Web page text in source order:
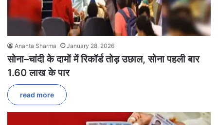
Ananta Sharma January 28, 2026
सोना–चांदी के दामों में रिकॉर्ड तोड़ उछाल, सोना पहली बार
1.60 लाख के पार
read more